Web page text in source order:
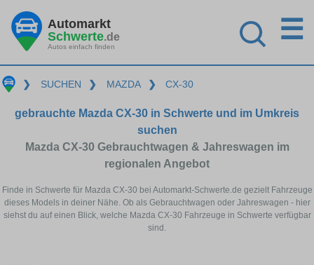
Automarkt
Schwerte.de
Autos einfach finden
☰
❯ SUCHEN ❯ MAZDA ❯ CX-30
gebrauchte Mazda CX-30 in Schwerte und im Umkreis
suchen
Mazda CX-30 Gebrauchtwagen & Jahreswagen im
regionalen Angebot
Finde in Schwerte für Mazda CX-30 bei Automarkt-Schwerte.de gezielt Fahrzeuge
dieses Models in deiner Nähe. Ob als Gebrauchtwagen oder Jahreswagen - hier
siehst du auf einen Blick, welche Mazda CX-30 Fahrzeuge in Schwerte verfügbar
sind.